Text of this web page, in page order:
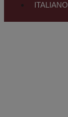
ITALIANO